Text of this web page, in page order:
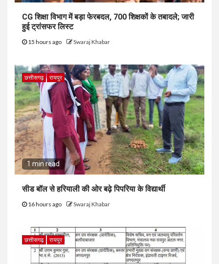
CG शिक्षा विभाग में बड़ा फेरबदल, 700 शिक्षकों के तबादले; जारी
हुई ट्रांसफर लिस्ट
15 hours ago Swaraj Khabar
छत्तीसगढ़ रायपुर
1 min read
सीड बॉल से हरियाली की ओर बढ़े पिपरिया के विद्यार्थी
16 hours ago Swaraj Khabar
छत्तीसगढ़ रायपुर